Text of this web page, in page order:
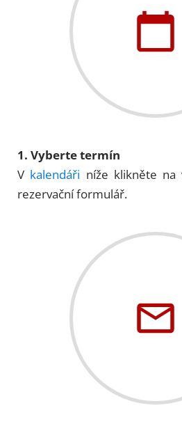
1. Vyberte termín
V kalendáři níže klikněte na
rezervační formulář.